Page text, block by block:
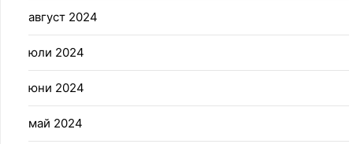
август 2024
юли 2024
юни 2024
май 2024